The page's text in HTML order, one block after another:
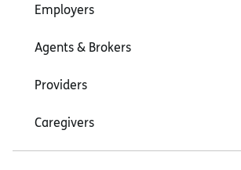
Employers
Agents & Brokers
Providers
Caregivers